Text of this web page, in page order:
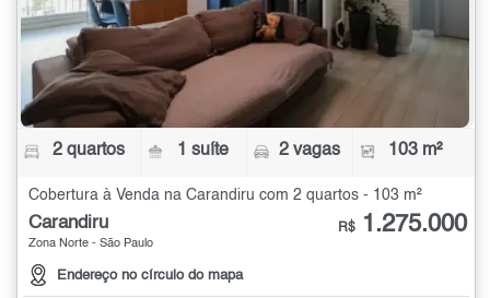
2 quartos 1 suíte 2 vagas 103 m²
Cobertura à Venda na Carandiru com 2 quartos - 103 m²
Carandiru
Zona Norte - São Paulo
Endereço no círculo do mapa
R$ 1.275.000